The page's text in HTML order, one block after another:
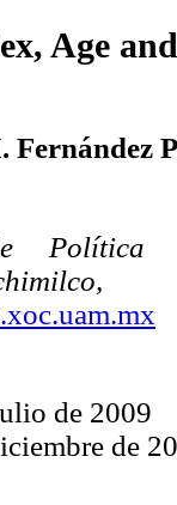
Age
Fernández
de 2009
de